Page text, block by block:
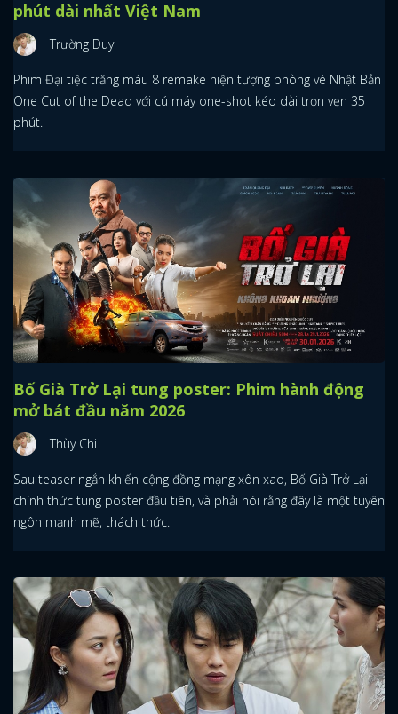
phút dài nhất Việt Nam
Trường Duy
Phim Đại tiệc trăng máu 8 remake hiện tượng phòng vé Nhật Bản
One Cut of the Dead với cú máy one-shot kéo dài trọn vẹn 35
phút.
Bố Già Trở Lại tung poster: Phim hành động
mở bát đầu năm 2026
Thùy Chi
Sau teaser ngắn khiến cộng đồng mạng xôn xao, Bố Già Trở Lại
chính thức tung poster đầu tiên, và phải nói rằng đây là một tuyên
ngôn mạnh mẽ, thách thức.